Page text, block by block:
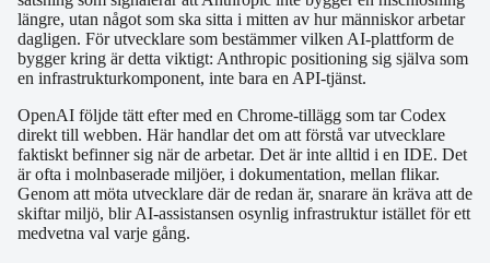
längre, utan något som ska sitta i mitten av hur människor arbetar
dagligen. För utvecklare som bestämmer vilken AI-plattform de
bygger kring är detta viktigt: Anthropic positioning sig själva som
en infrastrukturkomponent, inte bara en API-tjänst.
OpenAI följde tätt efter med en Chrome-tillägg som tar Codex
direkt till webben. Här handlar det om att förstå var utvecklare
faktiskt befinner sig när de arbetar. Det är inte alltid i en IDE. Det
är ofta i molnbaserade miljöer, i dokumentation, mellan flikar.
Genom att möta utvecklare där de redan är, snarare än kräva att de
skiftar miljö, blir AI-assistansen osynlig infrastruktur istället för ett
medvetna val varje gång.